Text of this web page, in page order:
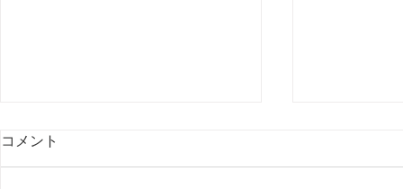
コメント